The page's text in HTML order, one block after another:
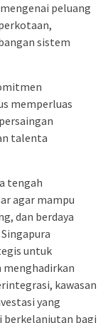
peluang
sistem
memperluas
talenta
tengah
agar mampu
dan berdaya
untuk
menghadirkan
kawasan
yang
berkelanjutan bagi